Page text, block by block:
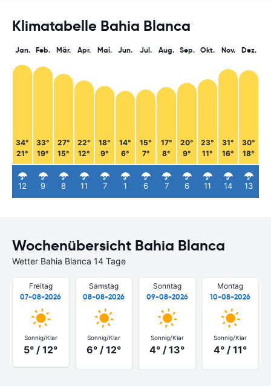
Klimatabelle Bahia Blanca
Jan.
34°
21°
12
Feb.
33°
19°
9
Mär.
27°
15°
8
Apr.
22°
12°
11
Mai.
18°
9°
7
Jun.
14°
6°
1
Jul.
15°
7°
6
Aug.
17°
8°
7
Sep.
20°
9°
6
Okt.
23°
11°
11
Nov.
31°
16°
14
Dez.
30°
18°
13
Wochenübersicht Bahia Blanca
Wetter Bahia Blanca 14 Tage
Freitag
07-08-2026
Sonnig/Klar
5° / 12°
Samstag
08-08-2026
Sonnig/Klar
6° / 12°
Sonntag
09-08-2026
Sonnig/Klar
4° / 13°
Montag
10-08-2026
Sonnig/Klar
4° / 11°